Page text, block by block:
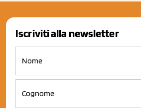
Iscriviti alla newsletter